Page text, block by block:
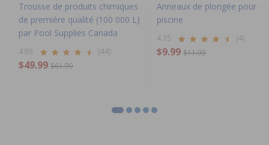
Trousse de produits chimiques
de première qualité (100 000 L)
par Pool Supplies Canada
4.89 (44)
$49.99 $61.99
Anneaux de plongée pour la
piscine
4.75 (4)
$9.99 $11.99